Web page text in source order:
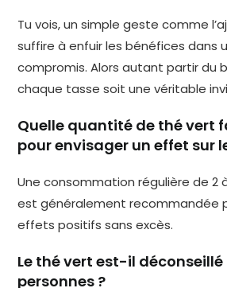
Tu vois, un simple geste comme
suffire à enfuir les bénéfices dans
compromis. Alors autant partir du
chaque tasse soit une véritable
Quelle quantité de thé vert
pour envisager un effet sur
Une consommation régulière de 2
est généralement recommandée
effets positifs sans excès.
Le thé vert est-il
personnes ?